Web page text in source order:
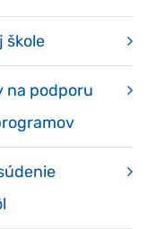
škole
na podporu